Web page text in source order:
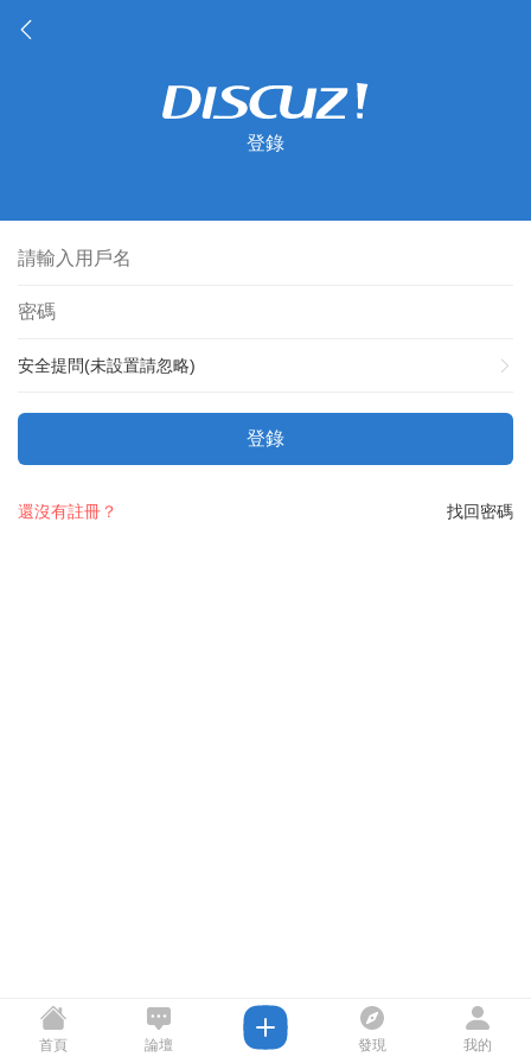
登錄
安全提問(未設置請忽略)
登錄
找回密碼
還沒有註冊？
首頁 論壇 發現 我的